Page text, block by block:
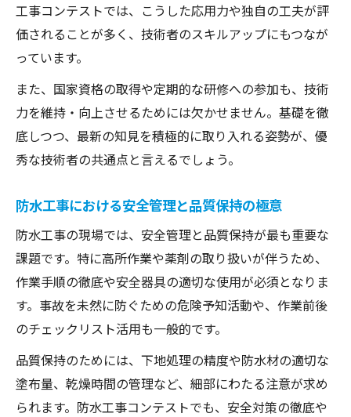
工事コンテストでは、こうした応用力や独自の工夫が評
価されることが多く、技術者のスキルアップにもつなが
っています。
また、国家資格の取得や定期的な研修への参加も、技術
力を維持・向上させるためには欠かせません。基礎を徹
底しつつ、最新の知見を積極的に取り入れる姿勢が、優
秀な技術者の共通点と言えるでしょう。
防水工事における安全管理と品質保持の極意
防水工事の現場では、安全管理と品質保持が最も重要な
課題です。特に高所作業や薬剤の取り扱いが伴うため、
作業手順の徹底や安全器具の適切な使用が必須となりま
す。事故を未然に防ぐための危険予知活動や、作業前後
のチェックリスト活用も一般的です。
品質保持のためには、下地処理の精度や防水材の適切な
塗布量、乾燥時間の管理など、細部にわたる注意が求め
られます。防水工事コンテストでも、安全対策の徹底や